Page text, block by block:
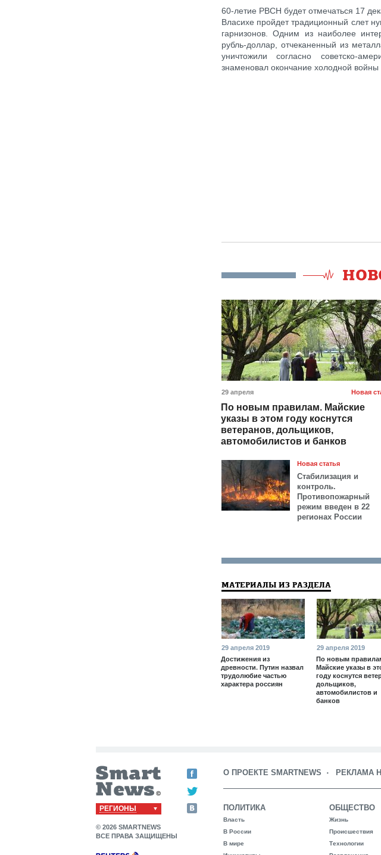
60-летие РВСН будет отмечаться 17
Власихе пройдет традиционный слет
гарнизонов. Одним из наиболее
рубль-доллар, отчеканенный из
уничтожили согласно советско-
знаменовал окончание холодной
Новая
29 апреля
По новым правилам. Майские
указы в этом году коснутся
ветеранов, дольщиков,
автомобилистов и банков
Новая статья
Стабилизация и
контроль.
Противопожарный
режим введен в 22
регионах России
МАТЕРИАЛЫ ИЗ РАЗДЕЛА
29 апреля 2019
Достижения из
древности. Путин назвал
трудолюбие частью
характера россиян
29 апреля 2019
По новым
Майские указы в
году коснутся
дольщиков,
автомобилистов и
банков
РЕГИОНЫ
© 2026 SMARTNEWS
ВСЕ ПРАВА ЗАЩИЩЕНЫ
О ПРОЕКТЕ SMARTNEWS РЕКЛАМА
ПОЛИТИКА
Власть
В России
В мире
ОБЩЕСТВО
Жизнь
Происшествия
Технологии